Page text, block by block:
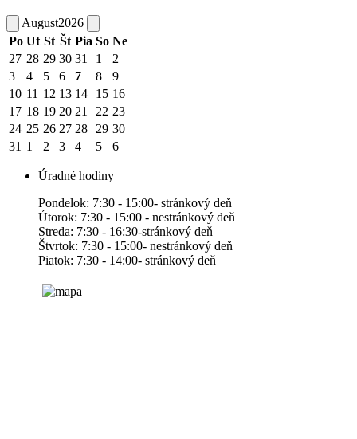
August2026
Po Ut St Št Pia So Ne
27 28 29 30 31 1
2
3
4 5 6 7 8
9
10 11 12 13 14 15 16
17 18 19 20 21 22 23
24 25 26 27 28 29 30
31 1 2 3 4 5 6
Úradné hodiny
Pondelok: 7:30 - 15:00- stránkový deň
Útorok: 7:30 - 15:00 - nestránkový deň
Streda: 7:30 - 16:30-stránkový deň
Štvrtok: 7:30 - 15:00- nestránkový deň
Piatok: 7:30 - 14:00- stránkový deň